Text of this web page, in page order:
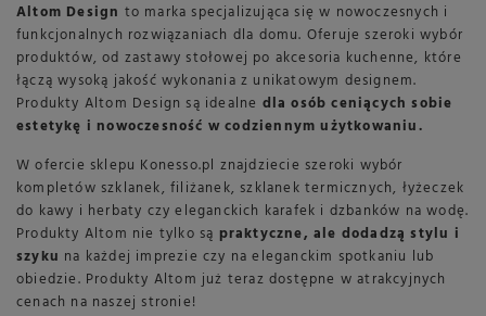
Altom Design to marka specjalizująca się w nowoczesnych i
funkcjonalnych rozwiązaniach dla domu. Oferuje szeroki wybór
produktów, od zastawy stołowej po akcesoria kuchenne, które
łączą wysoką jakość wykonania z unikatowym designem.
Produkty Altom Design są idealne dla osób ceniących sobie
estetykę i nowoczesność w codziennym użytkowaniu.
W ofercie sklepu Konesso.pl znajdziecie szeroki wybór
kompletów szklanek, filiżanek, szklanek termicznych, łyżeczek
do kawy i herbaty czy eleganckich karafek i dzbanków na wodę.
Produkty Altom nie tylko są praktyczne, ale dodadzą stylu i
szyku na każdej imprezie czy na eleganckim spotkaniu lub
obiedzie. Produkty Altom już teraz dostępne w atrakcyjnych
cenach na naszej stronie!